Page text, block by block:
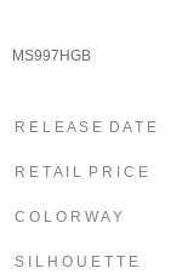
MS997HGB
R E L E A S E D A T E
R E T A I L P R I C E
C O L O R W A Y
S I L H O U E T T E